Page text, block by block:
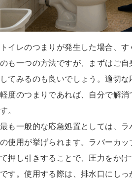
トイレのつまりが発生した場合、
のも一つの方法ですが、まずはご
してみるのも良いでしょう。適切な
軽度のつまりであれば、自分で解消
す。
最も一般的な応急処置としては、ラ
の使用が挙げられます。ラバーカ
て押し引きすることで、圧力をか
です。使用する際は、排水口にし